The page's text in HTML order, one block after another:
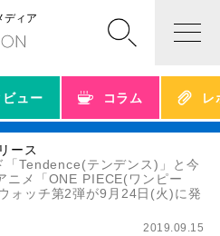
ディア
ビュー コラム レ
ース
「Tendence(テンデンス)」と今
ニメ「ONE PIECE(ワンピー
ォッチ第2弾が9月24日(火)に発
2019.09.15